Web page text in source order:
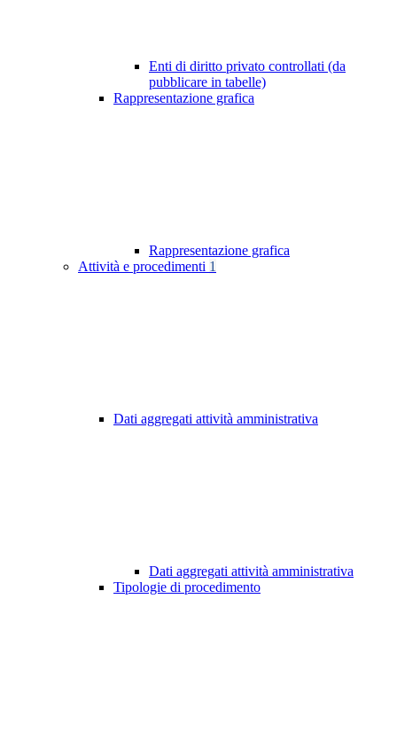
Enti di diritto privato controllati (da
pubblicare in tabelle)
Rappresentazione grafica
Rappresentazione grafica
Attività e procedimenti 1
Dati aggregati attività amministrativa
Dati aggregati attività amministrativa
Tipologie di procedimento